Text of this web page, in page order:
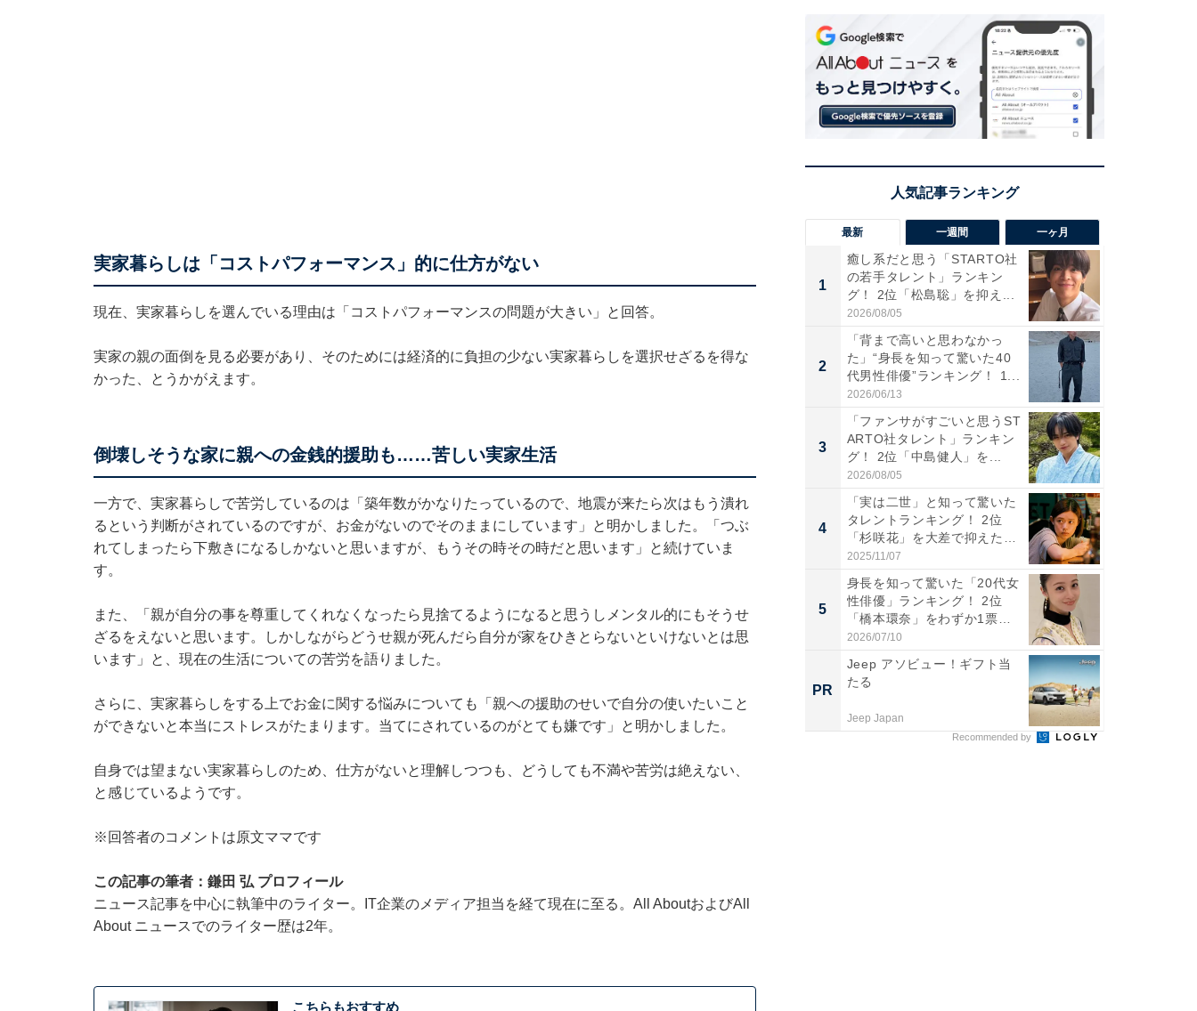
実家暮らしは「コストパフォーマンス」的に仕方がない
現在、実家暮らしを選んでいる理由は「コストパフォーマンスの問題が大きい」と回答。
実家の親の面倒を見る必要があり、そのためには経済的に負担の少ない実家暮らしを選択せざるを得な
かった、とうかがえます。
倒壊しそうな家に親への金銭的援助も……苦しい実家生活
一方で、実家暮らしで苦労しているのは「築年数がかなりたっているので、地震が来たら次はもう潰れ
るという判断がされているのですが、お金がないのでそのままにしています」と明かしました。「つぶ
れてしまったら下敷きになるしかないと思いますが、もうその時その時だと思います」と続けていま
す。
また、「親が自分の事を尊重してくれなくなったら見捨てるようになると思うしメンタル的にもそうせ
ざるをえないと思います。しかしながらどうせ親が死んだら自分が家をひきとらないといけないとは思
います」と、現在の生活についての苦労を語りました。
さらに、実家暮らしをする上でお金に関する悩みについても「親への援助のせいで自分の使いたいこと
ができないと本当にストレスがたまります。当てにされているのがとても嫌です」と明かしました。
自身では望まない実家暮らしのため、仕方がないと理解しつつも、どうしても不満や苦労は絶えない、
と感じているようです。
※回答者のコメントは原文ママです
この記事の筆者：鎌田 弘 プロフィール
ニュース記事を中心に執筆中のライター。IT企業のメディア担当を経て現在に至る。All AboutおよびAll
About ニュースでのライター歴は2年。
こちらもおすすめ
最新 一週間 一ヶ月
1
癒し系だと思う「STARTO社
の若手タレント」ランキン
グ！ 2位「松島聡」を抑え...
2026/08/05
2
「背まで高いと思わなかっ
た」“身長を知って驚いた40
代男性俳優”ランキング！ 1...
2026/06/13
3
「ファンサがすごいと思うST
ARTO社タレント」ランキン
グ！ 2位「中島健人」を...
2026/08/05
4
「実は二世」と知って驚いた
タレントランキング！ 2位
「杉咲花」を大差で抑えた1
位...
2025/11/07
5
身長を知って驚いた「20代女
性俳優」ランキング！ 2位
「橋本環奈」をわずか1票
差...
2026/07/10
PR
Jeep アソビュー！ギフト当
たる
Jeep Japan
Recommended by